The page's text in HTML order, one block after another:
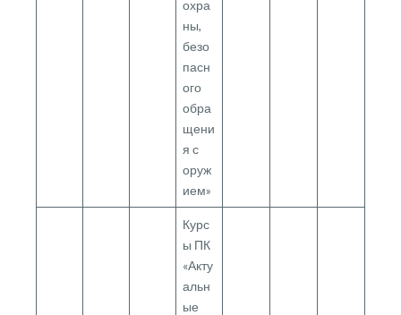
охра
ны,
безо
пасн
ого
обра
щени
я с
оруж
ием»
Курс
ы ПК
«Акту
альн
ые